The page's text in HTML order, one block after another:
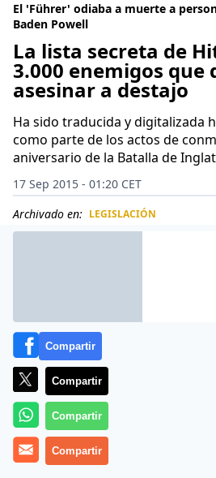
El 'Führer' odiaba a muerte a
Baden Powell
La lista secreta de
3.000 enemigos que
asesinar a destajo
Ha sido traducida y digitalizada
como parte de los actos de
aniversario de la Batalla de
17 Sep 2015 - 01:20 CET
Archivado en: LEGISLACIÓN
Compartir
Compartir
Compartir
Compartir